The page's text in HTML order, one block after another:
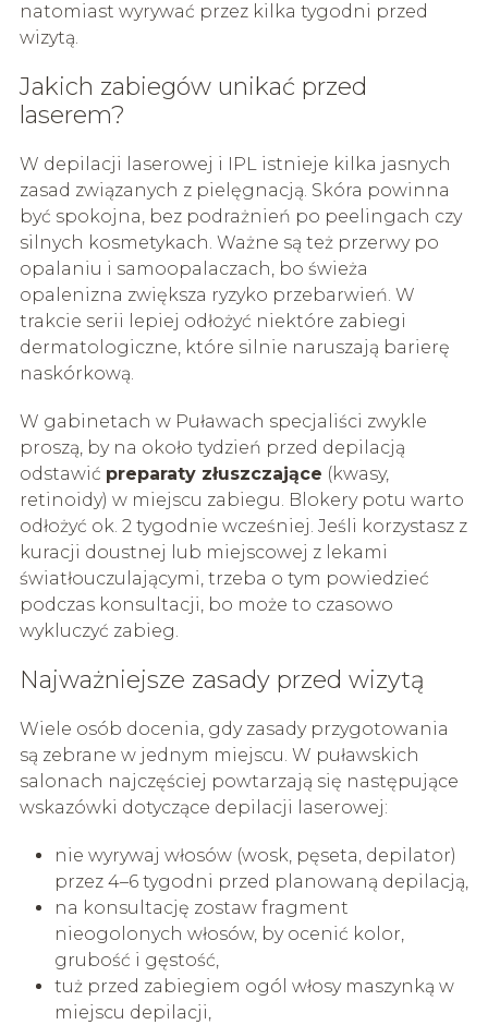
natomiast wyrywać przez kilka tygodni przed
wizytą.
Jakich zabiegów unikać przed
laserem?
W depilacji laserowej i IPL istnieje kilka jasnych
zasad związanych z pielęgnacją. Skóra powinna
być spokojna, bez podrażnień po peelingach czy
silnych kosmetykach. Ważne są też przerwy po
opalaniu i samoopalaczach, bo świeża
opalenizna zwiększa ryzyko przebarwień. W
trakcie serii lepiej odłożyć niektóre zabiegi
dermatologiczne, które silnie naruszają barierę
naskórkową.
W gabinetach w Puławach specjaliści zwykle
proszą, by na około tydzień przed depilacją
odstawić preparaty złuszczające (kwasy,
retinoidy) w miejscu zabiegu. Blokery potu warto
odłożyć ok. 2 tygodnie wcześniej. Jeśli korzystasz z
kuracji doustnej lub miejscowej z lekami
światłouczulającymi, trzeba o tym powiedzieć
podczas konsultacji, bo może to czasowo
wykluczyć zabieg.
Najważniejsze zasady przed wizytą
Wiele osób docenia, gdy zasady przygotowania
są zebrane w jednym miejscu. W puławskich
salonach najczęściej powtarzają się następujące
wskazówki dotyczące depilacji laserowej:
nie wyrywaj włosów (wosk, pęseta, depilator)
przez 4–6 tygodni przed planowaną depilacją,
na konsultację zostaw fragment
nieogolonych włosów, by ocenić kolor,
grubość i gęstość,
tuż przed zabiegiem ogól włosy maszynką w
miejscu depilacji,